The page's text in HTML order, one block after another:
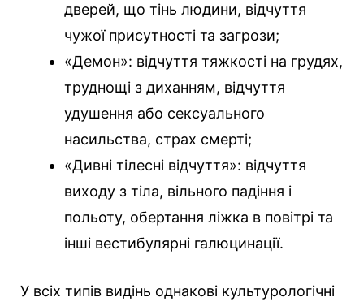
дверей, що тінь людини, відчуття
чужої присутності та загрози;
«Демон»: відчуття тяжкості на грудях,
труднощі з диханням, відчуття
удушення або сексуального
насильства, страх смерті;
«Дивні тілесні відчуття»: відчуття
виходу з тіла, вільного падіння і
польоту, обертання ліжка в повітрі та
інші вестибулярні галюцинації.
У всіх типів видінь однакові культурологічні